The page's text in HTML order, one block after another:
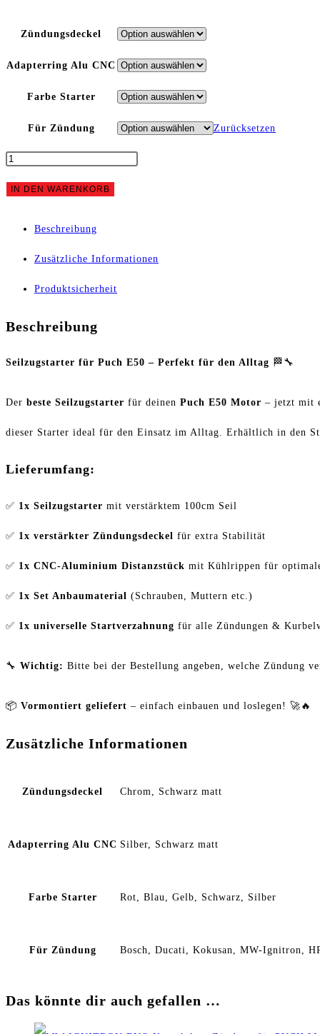
Zündungsdeckel
Adapterring Alu CNC
Farbe Starter
Für Zündung Zurücksetzen
MW-
STREET
für
Puch
Maxi
IN DEN WARENKORB
Beschreibung
Zusätzliche Informationen
Produktsicherheit
Beschreibung
Seilzugstarter für Puch E50 – Perfekt für den Alltag 🏁🔧
Der beste Seilzugstarter für deinen Puch E50 Motor – jetzt mit
dieser Starter ideal für den Einsatz im Alltag. Erhältlich in den
Lieferumfang:
✅ 1x Seilzugstarter mit verstärktem 100cm Seil
✅ 1x verstärkter Zündungsdeckel für extra Stabilität
✅ 1x CNC-Aluminium Distanzstück mit Kühlrippen für
✅ 1x Set Anbaumaterial (Schrauben, Muttern etc.)
✅ 1x universelle Startverzahnung für alle Zündungen &
🔧 Wichtig: Bitte bei der Bestellung angeben, welche Zündung
📦 Vormontiert geliefert – einfach einbauen und loslegen! 🚀🔥
Zusätzliche Informationen
Zündungsdeckel Chrom, Schwarz matt
Adapterring Alu CNC Silber, Schwarz matt
Farbe Starter Rot, Blau, Gelb, Schwarz, Silber
Für Zündung Bosch, Ducati, Kokusan, MW-Ignitron,
Das könnte dir auch gefallen …